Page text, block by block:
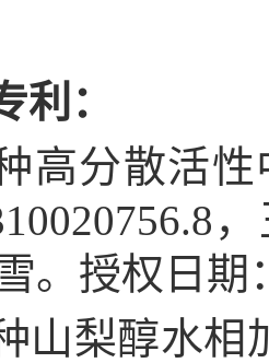
利：
高分散活
。授权日期
山梨醇水相